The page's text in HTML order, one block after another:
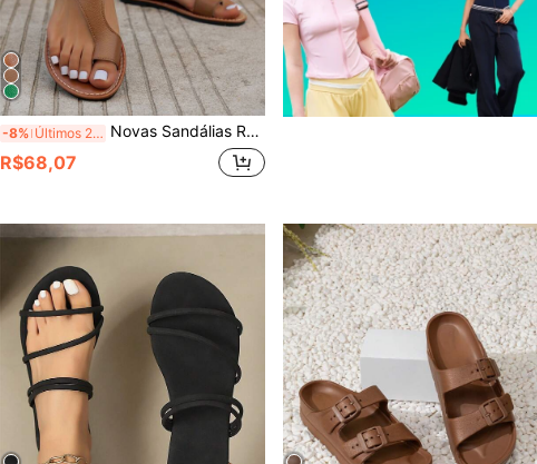
-8% Últimos 2 dias Novas Sandálias Rasteiras Femininas para Praia com Tira de Metal Rebitada, Design Minimalista
R$68,07